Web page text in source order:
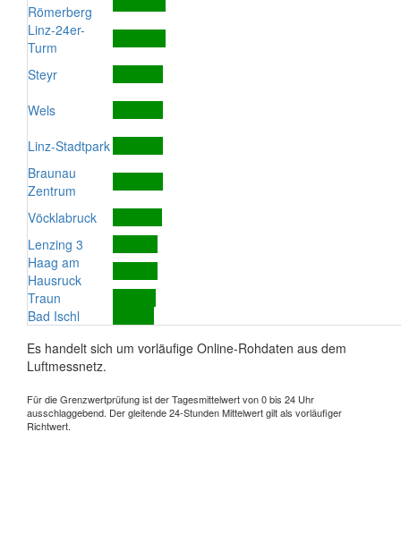
Römerberg
Linz-24er-
Turm
Steyr
Wels
Linz-Stadtpark
Braunau
Zentrum
Vöcklabruck
Lenzing 3
Haag am
Hausruck
Traun
Bad Ischl
Es handelt sich um vorläufige Online-Rohdaten aus dem
Luftmessnetz.
Für die Grenzwertprüfung ist der Tagesmittelwert von 0 bis 24 Uhr
ausschlaggebend. Der gleitende 24-Stunden Mittelwert gilt als vorläufiger
Richtwert.